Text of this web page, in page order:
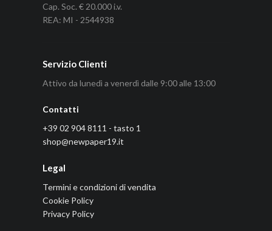
Cap. Soc. € 20.000 i.v.
REA: MI - 2544938
Servizio Clienti
Attivo da lunedì a venerdì dalle 9:00 alle 13:00
Contatti
+39 02 904 8111 - tasto 1
shop@newpaper19.it
Legal
Termini e condizioni di vendita
Cookie Policy
Privacy Policy